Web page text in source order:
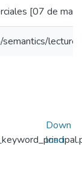
[07 de
lecture
Down
load